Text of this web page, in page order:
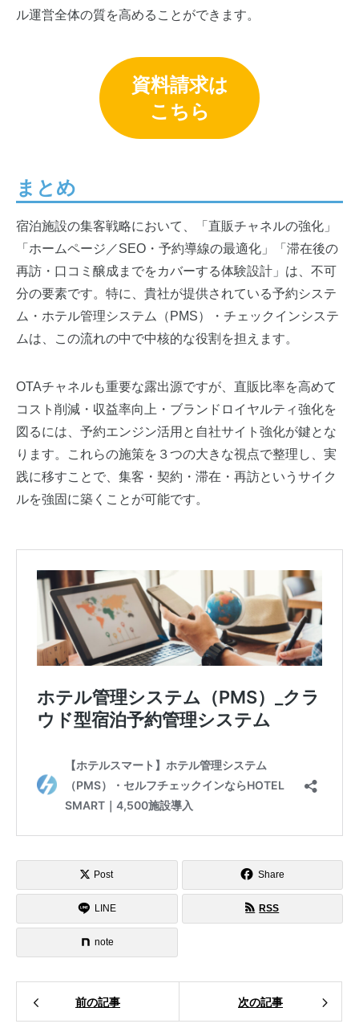
ル運営全体の質を高めることができます。
資料請求は
こちら
まとめ
宿泊施設の集客戦略において、「直販チャネルの強化」
「ホームページ／SEO・予約導線の最適化」「滞在後の
再訪・口コミ醸成までをカバーする体験設計」は、不可
分の要素です。特に、貴社が提供されている予約システ
ム・ホテル管理システム（PMS）・チェックインシステ
ムは、この流れの中で中核的な役割を担えます。
OTAチャネルも重要な露出源ですが、直販比率を高めて
コスト削減・収益率向上・ブランドロイヤルティ強化を
図るには、予約エンジン活用と自社サイト強化が鍵とな
ります。これらの施策を３つの大きな視点で整理し、実
践に移すことで、集客・契約・滞在・再訪というサイク
ルを強固に築くことが可能です。
Post Share
LINE RSS
note
前の記事 次の記事